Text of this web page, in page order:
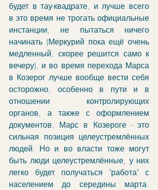
будет в тау-квадрате, и лучше всего
в это время не трогать официальные
инстанции, не пытаться ничего
начинать (Меркурий пока ещё очень
медленный, скорее решится само к
вечеру), и во время перехода Марса
в Козерог лучше вообще вести себя
осторожно, особенно в пути и в
отношении контролирующих
органов, а также с оформлением
документов. Марс в Козероге - это
сильная позиция целеустремлённых
людей. Но и во власти тоже могут
быть люди целеустремлённые, у них
легко будет получаться "работа" с
населением до середины марта.